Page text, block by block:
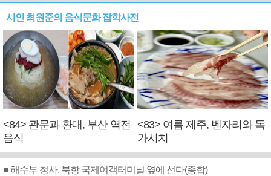
시인 최원준의 음식문화 잡학사전
<84> 관문과 환대, 부산 역전
음식
<83> 여름 제주, 벤자리와 독
가시치
■ 해수부 청사, 북항 국제여객터미널 옆에 선다(종합)